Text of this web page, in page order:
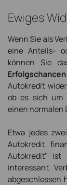
Ewiges
Wenn Sie als
eine Anteils-
können Sie
Autokredit
ob es sich um
einen normalen
Etwa jedes
Autokredit
Autokredit" ist
interessant.
abgeschlossen